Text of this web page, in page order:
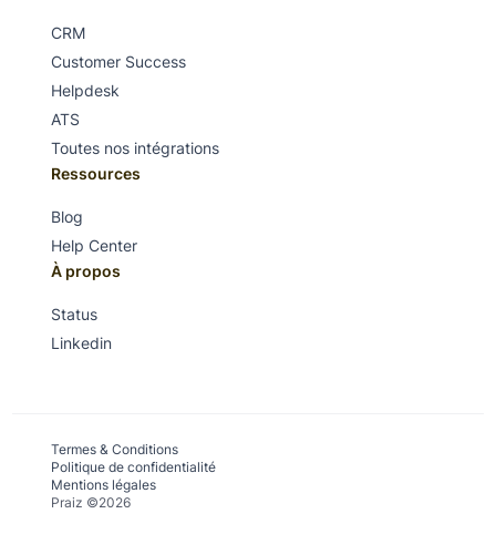
CRM
Customer Success
Helpdesk
ATS
Toutes nos intégrations
Ressources
Blog
Help Center
À propos
Status
Linkedin
Termes & Conditions
Politique de confidentialité
Mentions légales
Praiz ©2026